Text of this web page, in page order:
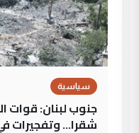
سياسية
جنوب لبنان: قوات
شقرا… وتفجيرات